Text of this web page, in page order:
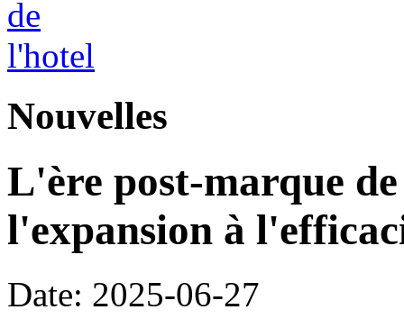
Nouvelles
L'ère post-marque
l'expansion à
Date: 2025-06-27